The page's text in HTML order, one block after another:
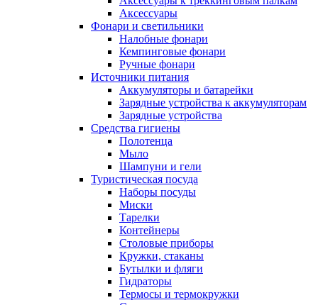
Аксессуары
Фонари и светильники
Налобные фонари
Кемпинговые фонари
Ручные фонари
Источники питания
Аккумуляторы и батарейки
Зарядные устройства к аккумуляторам
Зарядные устройства
Средства гигиены
Полотенца
Мыло
Шампуни и гели
Туристическая посуда
Наборы посуды
Миски
Тарелки
Контейнеры
Столовые приборы
Кружки, стаканы
Бутылки и фляги
Гидраторы
Термосы и термокружки